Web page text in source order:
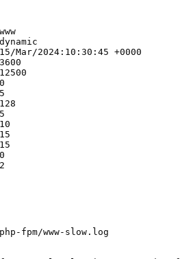
2024:10:30:45 +0000
fpm/www-slow.log